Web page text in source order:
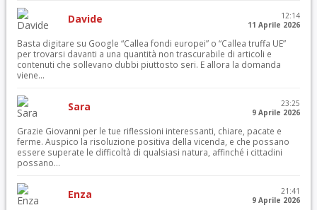
Davide
12:14
11 Aprile 2026
Basta digitare su Google “Callea fondi europei” o “Callea truffa UE”
per trovarsi davanti a una quantità non trascurabile di articoli e
contenuti che sollevano dubbi piuttosto seri. E allora la domanda
viene...
Sara
23:25
9 Aprile 2026
Grazie Giovanni per le tue riflessioni interessanti, chiare, pacate e
ferme. Auspico la risoluzione positiva della vicenda, e che possano
essere superate le difficoltà di qualsiasi natura, affinché i cittadini
possano...
Enza
21:41
9 Aprile 2026